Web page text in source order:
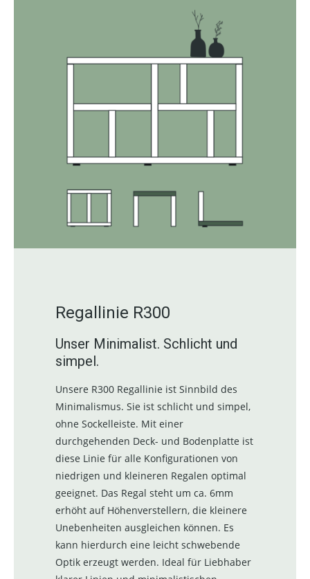
Regallinie R300
Unser Minimalist. Schlicht und
simpel.
Unsere R300 Regallinie ist Sinnbild des
Minimalismus. Sie ist schlicht und simpel,
ohne Sockelleiste. Mit einer
durchgehenden Deck- und Bodenplatte ist
diese Linie für alle Konfigurationen von
niedrigen und kleineren Regalen optimal
geeignet. Das Regal steht um ca. 6mm
erhöht auf Höhenverstellern, die kleinere
Unebenheiten ausgleichen können. Es
kann hierdurch eine leicht schwebende
Optik erzeugt werden. Ideal für Liebhaber